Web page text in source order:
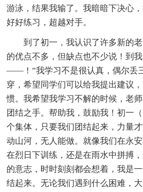
游泳，结果我输了。我暗暗下决心
好好练习，超越对手。
到了初一，我认识了许多新的
的优点不多，但缺点也不少说！到
——！”我学习不是很认真，偶尔丢
穿，希望同学们可以给我提出建议
惯。我希望我学习不解的时候，老
团结之手。帮助我，鼓励我！初一
个集体，只要我们团结起来，力量
动山河，无人能做。就像我们在永
在烈日下训练，还是在雨水中拼搏
的意志，时时刻刻都会想着，我是
结起来。无论我们遇到什么困难，大